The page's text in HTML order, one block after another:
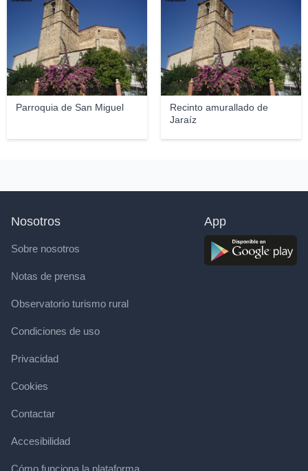
Parroquia de San Miguel
Recinto amurallado de
Jaraíz
Nosotros
Sobre nosotros
Notas de prensa
Observatorio turismo rural
Condiciones de uso
Privacidad
Cookies
Contactar
Accesibilidad
Cómo funciona la plataforma
App